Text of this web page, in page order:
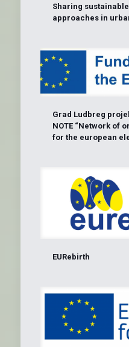
Sharing
approaches in
Grad Ludbreg
NOTE “Network of
for the european
EURebirth